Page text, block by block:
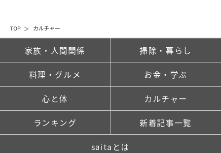
TOP カルチャー
家族・人間関係 掃除・暮らし
料理・グルメ お金・学ぶ
心と体 カルチャー
ランキング 新着記事一覧
saitaとは